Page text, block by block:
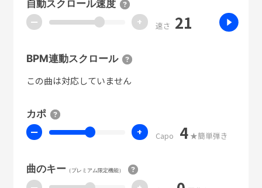
自動スクロール速度
ー + 速さ 21
BPM連動スクロール
この曲は対応していません
カポ
ー + Capo 4 ★簡単弾き
曲のキー（プレミアム限定機能）